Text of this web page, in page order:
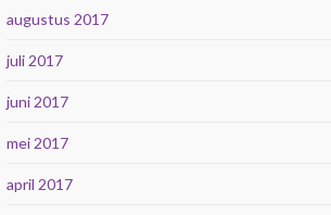
augustus 2017
juli 2017
juni 2017
mei 2017
april 2017